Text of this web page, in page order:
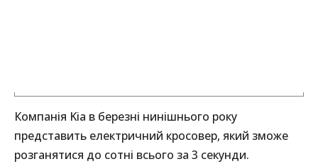
Компанія Kia в березні нинішнього року
представить електричний кросовер, який зможе
розганятися до сотні всього за 3 секунди.